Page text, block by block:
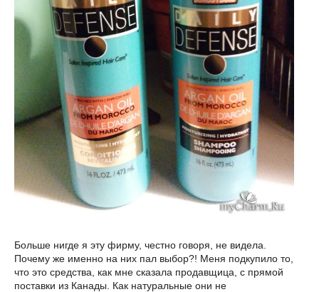
Больше нигде я эту фирму, честно говоря, не видела.
Почему же именно на них пал выбор?! Меня подкупило то,
что это средства, как мне сказала продавщица, с прямой
поставки из Канады. Как натуральные они не